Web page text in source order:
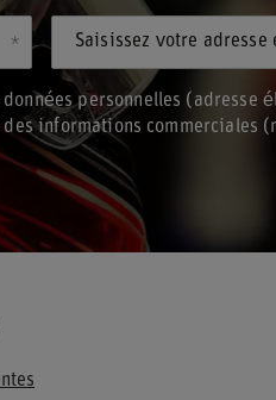
Saisissez votre adresse
données personnelles (adresse
informations commerciales